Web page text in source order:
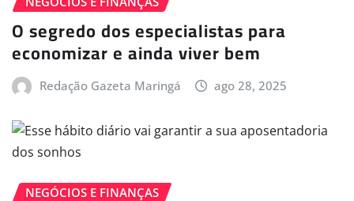
O segredo dos especialistas para
economizar e ainda viver bem
Redação Gazeta Maringá ago 28, 2025
NEGÓCIOS E FINANÇAS